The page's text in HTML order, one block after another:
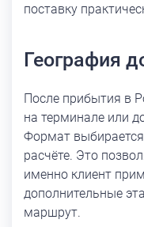
поставку
География
После прибытия в
на терминале или
Формат
расчёте. Это
именно клиент
дополнительные
маршрут.